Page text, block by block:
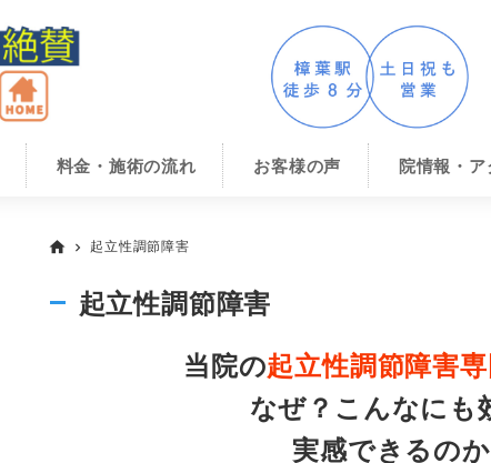
料金・施術の流れ お客様の声 院情報・
home chevron_right 起立性調節障害
起立性調節障害
当院の起立性調節障害
なぜ？こんなにも
実感できるの